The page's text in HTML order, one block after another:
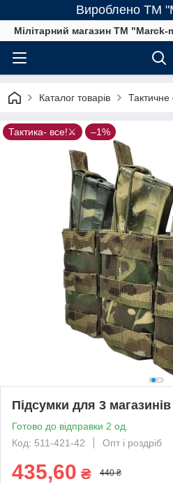
Вироблено ТМ
Мілітарний магазин ТМ "Marck-
Каталог товарів
Тактика- все!⚔️ –1%
Підсумки для 3
Готово до відправки 2 од.
Код: 511-421-42
Опт і роздріб
435,60 ₴ 440 ₴